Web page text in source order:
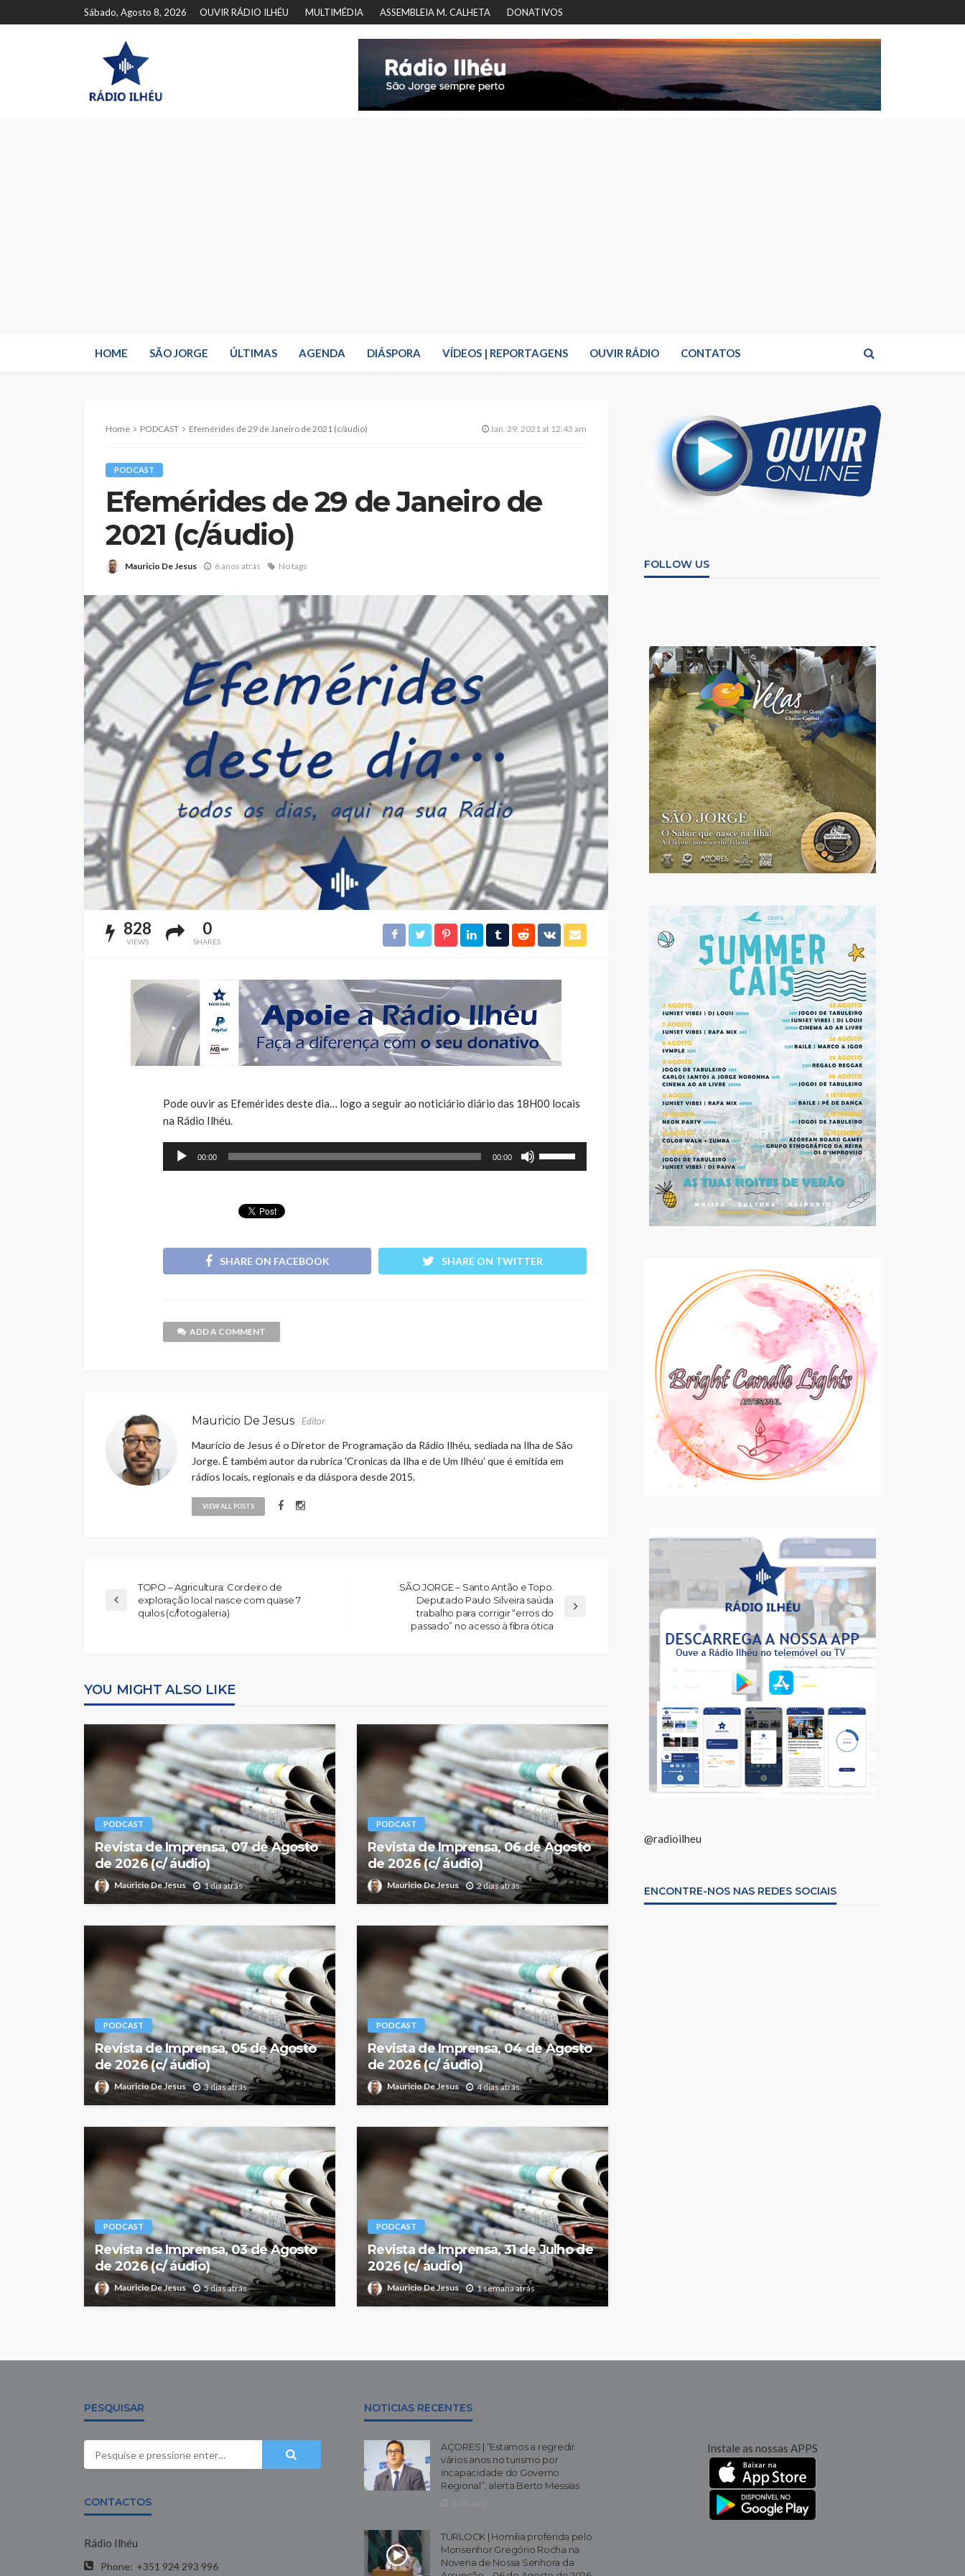
Sábado, Agosto 8, 2026 OUVIR RÁDIO ILHÉU MULTIMÉDIA ASSEMBLEIA M. CALHETA DONATIVOS
HOME SÃO JORGE ÚLTIMAS AGENDA DIÁSPORA VÍDEOS | REPORTAGENS OUVIR RÁDIO CONTATOS
Home PODCAST Efemérides de 29 de Janeiro de 2021 (c/áudio) Jan. 29, 2021 at 12:43 am
PODCAST
Efemérides de 29 de Janeiro de
2021 (c/áudio)
Mauricio De Jesus 6 anos atrás No tags
828
VIEWS
0
SHARES
Pode ouvir as Efemérides deste dia… logo a seguir ao noticiário diário das 18H00 locais
na Rádio Ilhéu.
Reprodutor
00:00 00:00
SHARE ON FACEBOOK SHARE ON TWITTER
ADD A COMMENT
Mauricio De Jesus Editor
Maurício de Jesus é o Diretor de Programação da Rádio Ilhéu, sediada na Ilha de São
Jorge. É também autor da rubrica 'Cronicas da Ilha e de Um Ilhéu' que é emitida em
rádios locais, regionais e da diáspora desde 2015.
VIEW ALL POSTS
TOPO – Agricultura: Cordeiro de
exploração local nasce com quase 7
quilos (c/fotogaleria)
SÃO JORGE – Santo Antão e Topo.
Deputado Paulo Silveira saúda
trabalho para corrigir “erros do
passado” no acesso à fibra ótica
YOU MIGHT ALSO LIKE
PODCAST
Revista de Imprensa, 07 de Agosto
de 2026 (c/ áudio)
Mauricio De Jesus 1 dia atrás
PODCAST
Revista de Imprensa, 06 de Agosto
de 2026 (c/ áudio)
Mauricio De Jesus 2 dias atrás
PODCAST
Revista de Imprensa, 05 de Agosto
de 2026 (c/ áudio)
Mauricio De Jesus 3 dias atrás
PODCAST
Revista de Imprensa, 04 de Agosto
de 2026 (c/ áudio)
Mauricio De Jesus 4 dias atrás
PODCAST
Revista de Imprensa, 03 de Agosto
de 2026 (c/ áudio)
Mauricio De Jesus 5 dias atrás
PODCAST
Revista de Imprensa, 31 de Julho de
2026 (c/ áudio)
Mauricio De Jesus 1 semana atrás
FOLLOW US
@radioilheu
ENCONTRE-NOS NAS REDES SOCIAIS
PESQUISAR
CONTACTOS
Rádio Ilhéu
Phone: +351 924 293 996
NOTICIAS RECENTES
AÇORES | “Estamos a regredir
vários anos no turismo por
incapacidade do Governo
Regional”, alerta Berto Messias
TURLOCK | Homilia proferida pelo
Monsenhor Gregório Rocha na
Novena de Nossa Senhora da
Instale as nossas APPS